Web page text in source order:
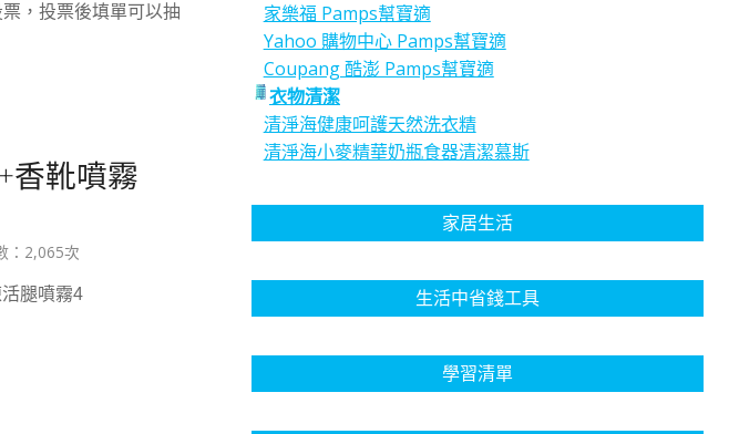
，投票後填單可以抽
靴噴霧
：2,065次
腿噴霧4
家樂福 Pamps幫寶適
Yahoo 購物中心 Pamps幫寶適
Coupang 酷澎 Pamps幫寶適
衣物清潔
清淨海健康呵護天然洗衣精
清淨海小麥精華奶瓶食器清潔慕斯
家居生活
生活中省錢工具
學習清單